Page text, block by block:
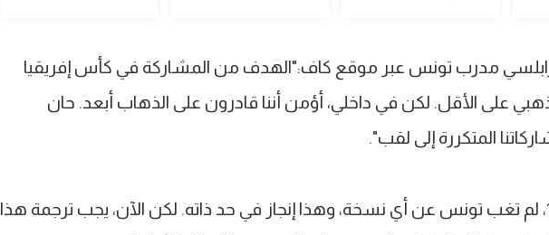
مدرب تونس عبر موقع كاف:"الهدف من المشاركة في كأس إفريقيا
على الأقل. لكن في داخلي، أؤمن أننا قادرون على الذهاب أبعد. حان
المتكررة إلى لقب".
وأضاف "منذ 1994، لم تغب تونس عن أي نسخة، وهذا إنجاز في حد ذاته. لكن الآن، يجب ترجمة هذا